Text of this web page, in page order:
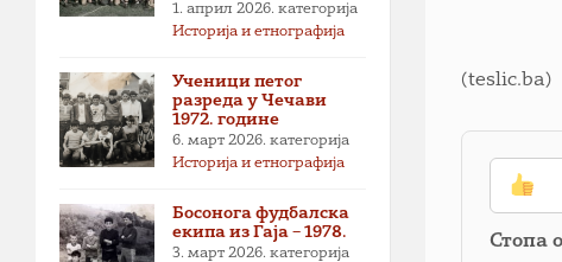
(teslic.ba)
Стопа
1. април 2026. категорија
Историја и етнографија
Ученици петог
разреда у Чечави
1972. године
6. март 2026. категорија
Историја и етнографија
Босонога фудбалска
екипа из Гаја – 1978.
3. март 2026. категорија